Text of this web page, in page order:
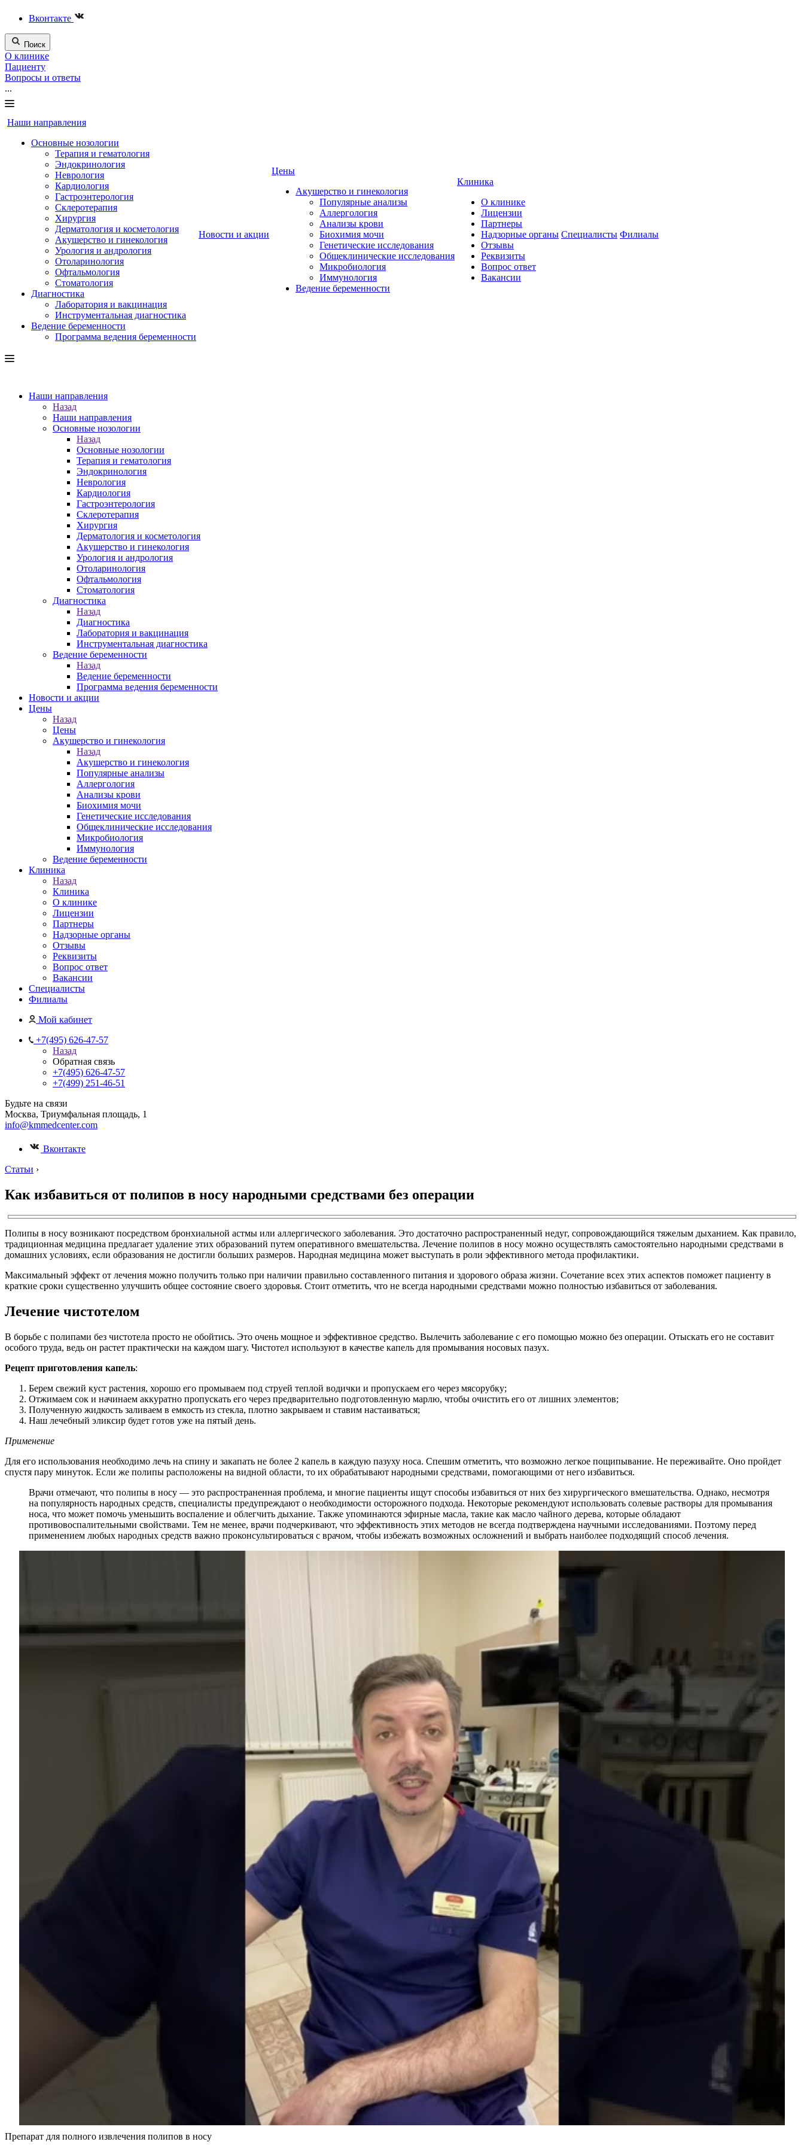
Вконтакте
Поиск
О клинике
Пациенту
Вопросы и ответы
...
Наши направления
Основные нозологии
Терапия и гематология
Эндокринология
Неврология
Кардиология
Гастроэнтерология
Склеротерапия
Хирургия
Дерматология и косметология
Акушерство и гинекология
Урология и андрология
Отоларинология
Офтальмология
Стоматология
Диагностика
Лаборатория и вакцинация
Инструментальная диагностика
Ведение беременности
Программа ведения беременности
Новости и акции
Цены
Акушерство и гинекология
Популярные анализы
Аллергология
Анализы крови
Биохимия мочи
Генетические исследования
Общеклинические исследования
Микробиология
Иммунология
Ведение беременности
Клиника
О клинике
Лицензии
Партнеры
Надзорные органы
Отзывы
Реквизиты
Вопрос ответ
Вакансии
Специалисты Филиалы
Наши направления
Назад
Наши направления
Основные нозологии
Назад
Основные нозологии
Терапия и гематология
Эндокринология
Неврология
Кардиология
Гастроэнтерология
Склеротерапия
Хирургия
Дерматология и косметология
Акушерство и гинекология
Урология и андрология
Отоларинология
Офтальмология
Стоматология
Диагностика
Назад
Диагностика
Лаборатория и вакцинация
Инструментальная диагностика
Ведение беременности
Назад
Ведение беременности
Программа ведения беременности
Новости и акции
Цены
Назад
Цены
Акушерство и гинекология
Назад
Акушерство и гинекология
Популярные анализы
Аллергология
Анализы крови
Биохимия мочи
Генетические исследования
Общеклинические исследования
Микробиология
Иммунология
Ведение беременности
Клиника
Назад
Клиника
О клинике
Лицензии
Партнеры
Надзорные органы
Отзывы
Реквизиты
Вопрос ответ
Вакансии
Специалисты
Филиалы
Мой кабинет
+7(495) 626-47-57
Назад
Обратная связь
+7(495) 626-47-57
+7(499) 251-46-51
Будьте на связи
Москва, Триумфальная площадь, 1
info@kmmedcenter.com
Вконтакте
Статьи ›
Как избавиться от полипов в носу народными средствами без операции
Полипы в носу возникают посредством бронхиальной астмы или аллергического заболевания. Это достаточно распространенный недуг, сопровождающийся тяжелым дыханием. Как правило,
традиционная медицина предлагает удаление этих образований путем оперативного вмешательства. Лечение полипов в носу можно осуществлять самостоятельно народными средствами в
домашних условиях, если образования не достигли больших размеров. Народная медицина может выступать в роли эффективного метода профилактики.
Максимальный эффект от лечения можно получить только при наличии правильно составленного питания и здорового образа жизни. Сочетание всех этих аспектов поможет пациенту в
краткие сроки существенно улучшить общее состояние своего здоровья. Стоит отметить, что не всегда народными средствами можно полностью избавиться от заболевания.
Лечение чистотелом
В борьбе с полипами без чистотела просто не обойтись. Это очень мощное и эффективное средство. Вылечить заболевание с его помощью можно без операции. Отыскать его не составит
особого труда, ведь он растет практически на каждом шагу. Чистотел используют в качестве капель для промывания носовых пазух.
Рецепт приготовления капель:
Берем свежий куст растения, хорошо его промываем под струей теплой водички и пропускаем его через мясорубку;
Отжимаем сок и начинаем аккуратно пропускать его через предварительно подготовленную марлю, чтобы очистить его от лишних элементов;
Полученную жидкость заливаем в емкость из стекла, плотно закрываем и ставим настаиваться;
Наш лечебный эликсир будет готов уже на пятый день.
Применение
Для его использования необходимо лечь на спину и закапать не более 2 капель в каждую пазуху носа. Спешим отметить, что возможно легкое пощипывание. Не переживайте. Оно пройдет
спустя пару минуток. Если же полипы расположены на видной области, то их обрабатывают народными средствами, помогающими от него избавиться.
Врачи отмечают, что полипы в носу — это распространенная проблема, и многие пациенты ищут способы избавиться от них без хирургического вмешательства. Однако, несмотря
на популярность народных средств, специалисты предупреждают о необходимости осторожного подхода. Некоторые рекомендуют использовать солевые растворы для промывания
носа, что может помочь уменьшить воспаление и облегчить дыхание. Также упоминаются эфирные масла, такие как масло чайного дерева, которые обладают
противовоспалительными свойствами. Тем не менее, врачи подчеркивают, что эффективность этих методов не всегда подтверждена научными исследованиями. Поэтому перед
применением любых народных средств важно проконсультироваться с врачом, чтобы избежать возможных осложнений и выбрать наиболее подходящий способ лечения.
Препарат для полного извлечения полипов в носу